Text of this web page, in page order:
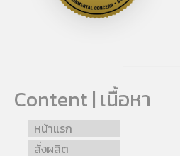
Content | เนื้อหา
หน้าแรก
สั่งผลิต